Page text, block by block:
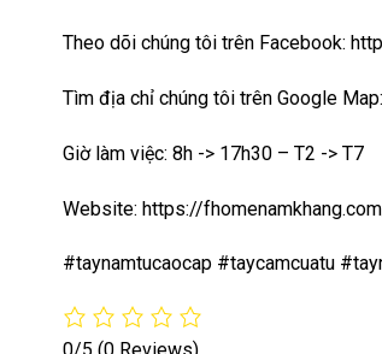
Theo dõi chúng tôi trên Facebook:
Tìm địa chỉ chúng tôi trên Google Map:
Giờ làm việc: 8h -> 17h30 – T2 -> T7
Website: https://
#taynamtucaocap #taycamcuatu